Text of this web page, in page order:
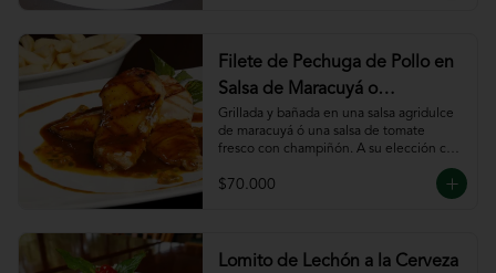
Filete de Pechuga de Pollo en
Salsa de Maracuyá o
Pomodoro
Grillada y bañada en una salsa agridulce
de maracuyá ó una salsa de tomate
fresco con champiñón. A su elección con
espiral o puré.
$70.000
Lomito de Lechón a la Cerveza